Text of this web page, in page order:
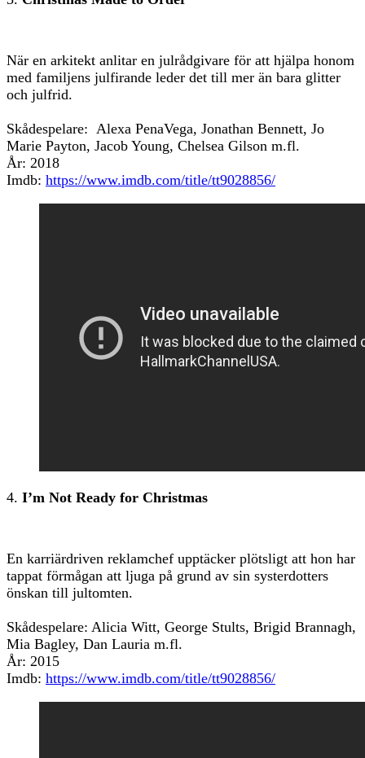
När en arkitekt anlitar en julrådgivare för att hjälpa honom
med familjens julfirande leder det till mer än bara glitter
och julfrid.
Skådespelare: Alexa PenaVega, Jonathan Bennett, Jo
Marie Payton, Jacob Young, Chelsea Gilson m.fl.
År: 2018
Imdb: https://www.imdb.com/title/tt9028856/
4. I’m Not Ready for Christmas
En karriärdriven reklamchef upptäcker plötsligt att hon har
tappat förmågan att ljuga på grund av sin systerdotters
önskan till jultomten.
Skådespelare: Alicia Witt, George Stults, Brigid Brannagh,
Mia Bagley, Dan Lauria m.fl.
År: 2015
Imdb: https://www.imdb.com/title/tt9028856/